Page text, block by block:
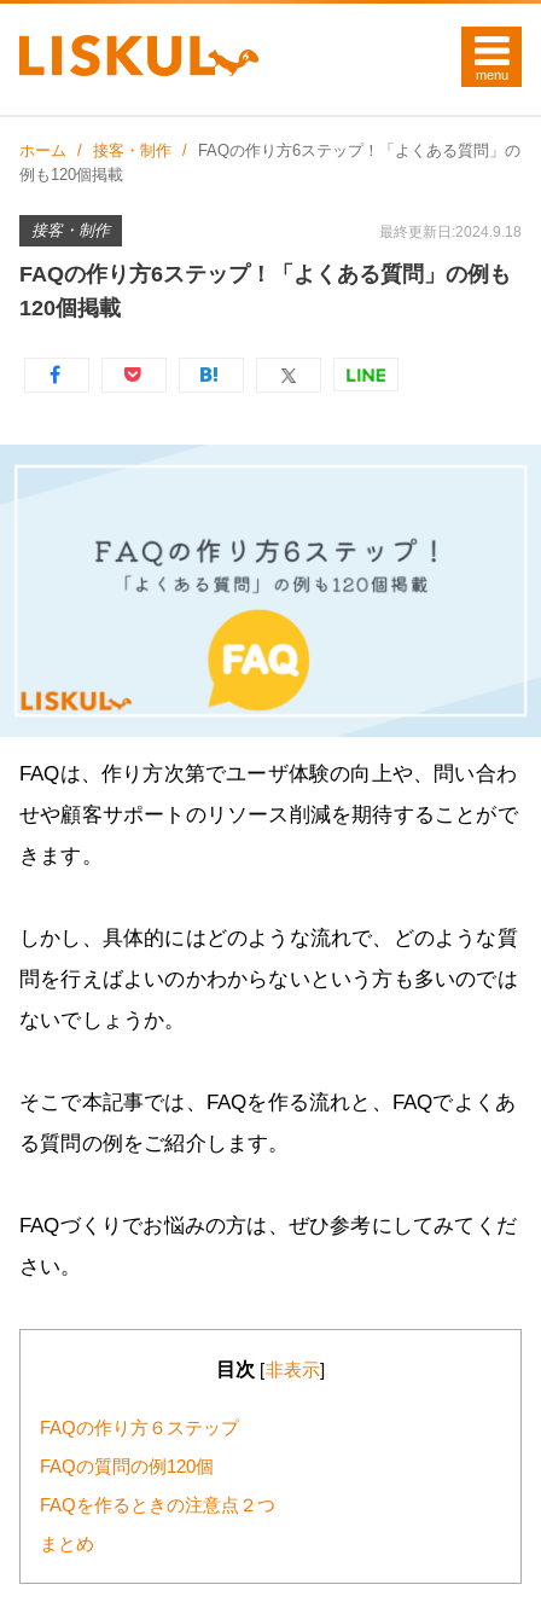
ホーム 接客・制作
FAQの作り方6ステップ！「よくある質問」の
例も120個掲載
接客・制作 最終更新日:2024.9.18
FAQの作り方6ステップ！「よくある質問」の例も
120個掲載
FAQは、作り方次第でユーザ体験の向上や、問い合わ
せや顧客サポートのリソース削減を期待することがで
きます。
しかし、具体的にはどのような流れで、どのような質
問を行えばよいのかわからないという方も多いのでは
ないでしょうか。
そこで本記事では、FAQを作る流れと、FAQでよくあ
る質問の例をご紹介します。
FAQづくりでお悩みの方は、ぜひ参考にしてみてくだ
さい。
目次 [非表示]
FAQの作り方６ステップ
FAQの質問の例120個
FAQを作るときの注意点２つ
まとめ